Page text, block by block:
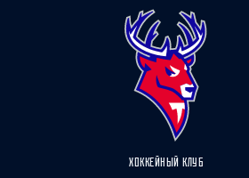
ХОККЕЙНЫЙ КЛУБ